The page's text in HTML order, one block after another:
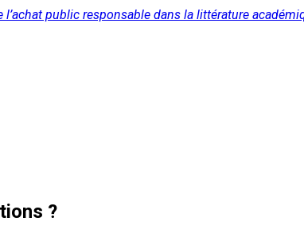
public responsable dans la littérature
?